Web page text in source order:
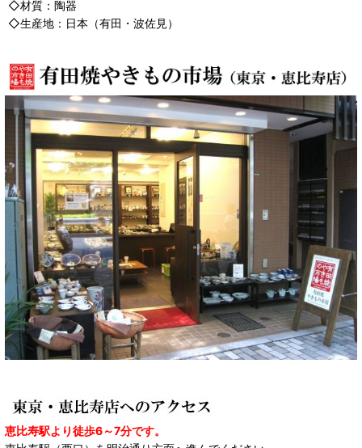
◇材質：陶器
◇生産地：日本（有田・波佐見）
恵比寿駅より徒歩6～7分です。